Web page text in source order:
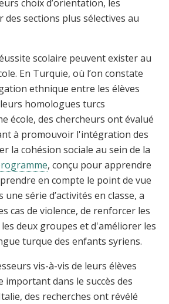
choix d’orientation, les
des sections plus sélectives au
scolaire peuvent exister au
En Turquie, où l’on constate
ethnique entre les élèves
homologues turcs
école, des chercheurs ont évalué
à promouvoir l'intégration des
la cohésion sociale au sein de la
, conçu pour apprendre
en compte le point de vue
série d’activités en classe, a
cas de violence, de renforcer les
deux groupes et d'améliorer les
turque des enfants syriens.
vis-à-vis de leurs élèves
important dans le succès des
des recherches ont révélé